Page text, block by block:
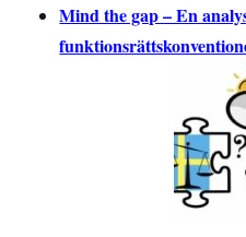
Mind the gap – En